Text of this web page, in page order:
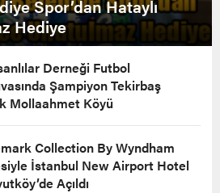
Spor’dan Hataylı
Hediye
Derneği Futbol
Şampiyon Tekirbaş
Mollaahmet Köyü
Collection By Wyndham
İstanbul New Airport Hotel
Açıldı